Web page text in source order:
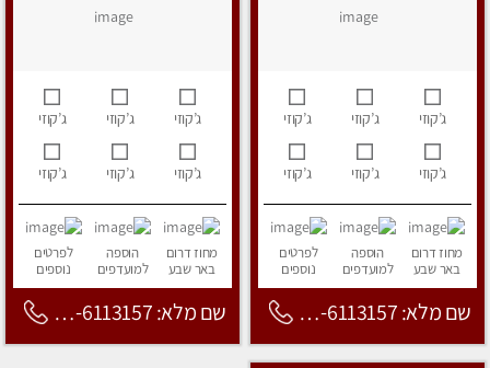
ג’קוזי ג’קוזי ג’קוזי
ג’קוזי ג’קוזי ג’קוזי
מחוז דרום
באר שבע
הוספה
למועדפים
לפרטים
נוספים
שם מלא: 053-6113157
ג’קוזי ג’קוזי ג’קוזי
ג’קוזי ג’קוזי ג’קוזי
מחוז דרום
באר שבע
הוספה
למועדפים
לפרטים
נוספים
שם מלא: 053-6113157